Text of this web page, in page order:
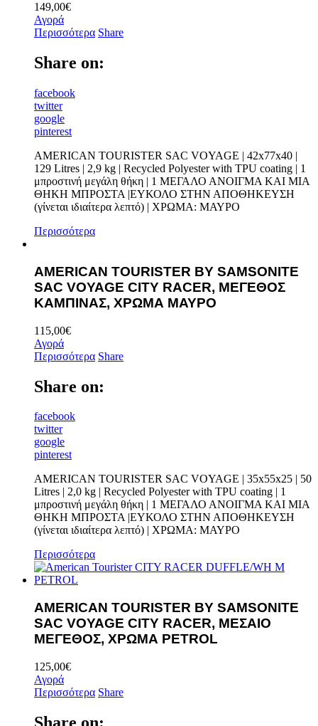
149,00€
Αγορά
Περισσότερα Share
Share on:
facebook
twitter
google
pinterest
AMERICAN TOURISTER SAC VOYAGE | 42x77x40 |
129 Litres | 2,9 kg | Recycled Polyester with TPU coating | 1
μπροστινή μεγάλη θήκη | 1 ΜΕΓΑΛΟ ΑΝΟΙΓΜΑ ΚΑΙ ΜΙΑ
ΘΗΚΗ ΜΠΡΟΣΤΑ |ΕΥΚΟΛΟ ΣΤΗΝ ΑΠΟΘΗΚΕΥΣΗ
(γίνεται ιδιαίτερα λεπτό) | ΧΡΩΜΑ: ΜΑΥΡΟ
Περισσότερα
AMERICAN TOURISTER BY SAMSONITE
SAC VOYAGE CITY RACER, ΜΕΓΕΘΟΣ
ΚΑΜΠΙΝΑΣ, ΧΡΩΜΑ ΜΑΥΡΟ
115,00€
Αγορά
Περισσότερα Share
Share on:
facebook
twitter
google
pinterest
AMERICAN TOURISTER SAC VOYAGE | 35x55x25 | 50
Litres | 2,0 kg | Recycled Polyester with TPU coating | 1
μπροστινή μεγάλη θήκη | 1 ΜΕΓΑΛΟ ΑΝΟΙΓΜΑ ΚΑΙ ΜΙΑ
ΘΗΚΗ ΜΠΡΟΣΤΑ |ΕΥΚΟΛΟ ΣΤΗΝ ΑΠΟΘΗΚΕΥΣΗ
(γίνεται ιδιαίτερα λεπτό) | ΧΡΩΜΑ: ΜΑΥΡΟ
Περισσότερα
AMERICAN TOURISTER BY SAMSONITE
SAC VOYAGE CITY RACER, ΜΕΣΑΙΟ
ΜΕΓΕΘΟΣ, ΧΡΩΜΑ PETROL
125,00€
Αγορά
Περισσότερα Share
Share on: